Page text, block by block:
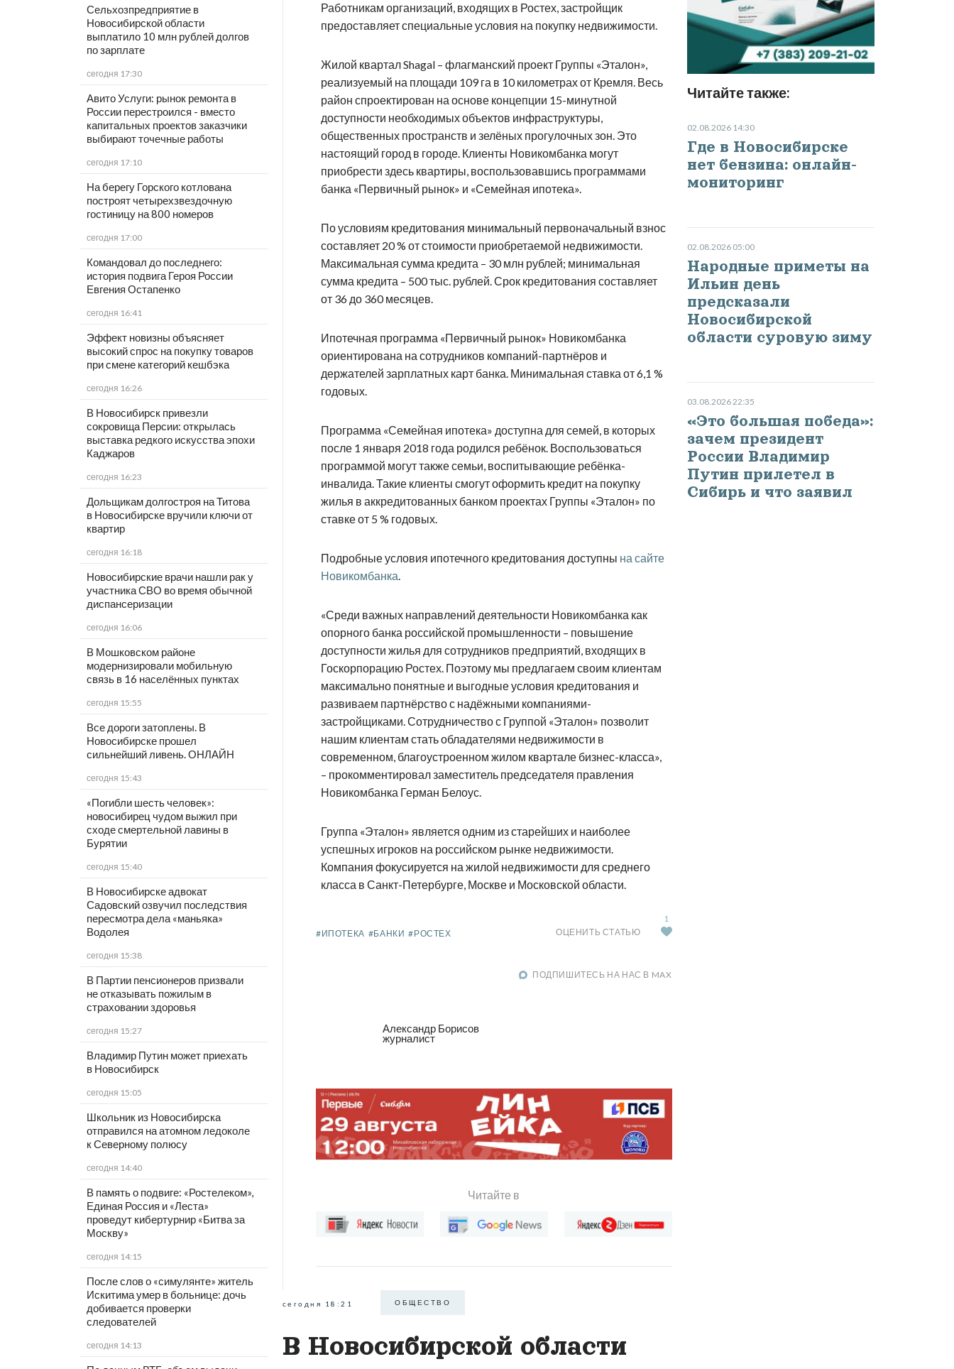
Сельхозпредприятие в
Новосибирской области
выплатило 10 млн рублей долгов
по зарплате
сегодня 17:30
Авито Услуги: рынок ремонта в
России перестроился - вместо
капитальных проектов заказчики
выбирают точечные работы
сегодня 17:10
На берегу Горского котлована
построят четырехзвездочную
гостиницу на 800 номеров
сегодня 17:00
Командовал до последнего:
история подвига Героя России
Евгения Остапенко
сегодня 16:41
Эффект новизны объясняет
высокий спрос на покупку товаров
при смене категорий кешбэка
сегодня 16:26
В Новосибирск привезли
сокровища Персии: открылась
выставка редкого искусства эпохи
Каджаров
сегодня 16:23
Дольщикам долгостроя на Титова
в Новосибирске вручили ключи от
квартир
сегодня 16:18
Новосибирские врачи нашли рак у
участника СВО во время обычной
диспансеризации
сегодня 16:06
В Мошковском районе
модернизировали мобильную
связь в 16 населённых пунктах
сегодня 15:55
Все дороги затоплены. В
Новосибирске прошел
сильнейший ливень. ОНЛАЙН
сегодня 15:43
«Погибли шесть человек»:
новосибирец чудом выжил при
сходе смертельной лавины в
Бурятии
сегодня 15:40
В Новосибирске адвокат
Садовский озвучил последствия
пересмотра дела «маньяка»
Водолея
сегодня 15:38
В Партии пенсионеров призвали
не отказывать пожилым в
страховании здоровья
сегодня 15:27
Владимир Путин может приехать
в Новосибирск
сегодня 15:05
Школьник из Новосибирска
отправился на атомном ледоколе
к Северному полюсу
сегодня 14:40
В память о подвиге: «Ростелеком»,
Единая Россия и «Леста»
проведут кибертурнир «Битва за
Москву»
сегодня 14:15
После слов о «симулянте» житель
Искитима умер в больнице: дочь
добивается проверки
следователей
сегодня 14:13
Работникам организаций, входящих в Ростех, застройщик
предоставляет специальные условия на покупку недвижимости.
Жилой квартал Shagal – флагманский проект Группы «Эталон»,
реализуемый на площади 109 га в 10 километрах от Кремля. Весь
район спроектирован на основе концепции 15-минутной
доступности необходимых объектов инфраструктуры,
общественных пространств и зелёных прогулочных зон. Это
настоящий город в городе. Клиенты Новикомбанка могут
приобрести здесь квартиры, воспользовавшись программами
банка «Первичный рынок» и «Семейная ипотека».
По условиям кредитования минимальный первоначальный взнос
составляет 20 % от стоимости приобретаемой недвижимости.
Максимальная сумма кредита – 30 млн рублей; минимальная
сумма кредита – 500 тыс. рублей. Срок кредитования составляет
от 36 до 360 месяцев.
Ипотечная программа «Первичный рынок» Новикомбанка
ориентирована на сотрудников компаний-партнёров и
держателей зарплатных карт банка. Минимальная ставка от 6,1 %
годовых.
Программа «Семейная ипотека» доступна для семей, в которых
после 1 января 2018 года родился ребёнок. Воспользоваться
программой могут также семьи, воспитывающие ребёнка-
инвалида. Такие клиенты смогут оформить кредит на покупку
жилья в аккредитованных банком проектах Группы «Эталон» по
ставке от 5 % годовых.
Подробные условия ипотечного кредитования доступны на сайте
Новикомбанка.
«Среди важных направлений деятельности Новикомбанка как
опорного банка российской промышленности – повышение
доступности жилья для сотрудников предприятий, входящих в
Госкорпорацию Ростех. Поэтому мы предлагаем своим клиентам
максимально понятные и выгодные условия кредитования и
развиваем партнёрство с надёжными компаниями-
застройщиками. Сотрудничество с Группой «Эталон» позволит
нашим клиентам стать обладателями недвижимости в
современном, благоустроенном жилом квартале бизнес-класса»,
– прокомментировал заместитель председателя правления
Новикомбанка Герман Белоус.
Группа «Эталон» является одним из старейших и наиболее
успешных игроков на российском рынке недвижимости.
Компания фокусируется на жилой недвижимости для среднего
класса в Санкт-Петербурге, Москве и Московской области.
#ИПОТЕКА #БАНКИ #РОСТЕХ ОЦЕНИТЬ СТАТЬЮ
1
ПОДПИШИТЕСЬ НА НАС В MAX
Александр Борисов
журналист
Читайте в
сегодня 18:21 ОБЩЕСТВО
В Новосибирской области
Читайте также:
02.08.2026 14:30
Где в Новосибирске
нет бензина: онлайн-
мониторинг
02.08.2026 05:00
Народные приметы на
Ильин день
предсказали
Новосибирской
области суровую зиму
03.08.2026 22:35
«Это большая победа»:
зачем президент
России Владимир
Путин прилетел в
Сибирь и что заявил